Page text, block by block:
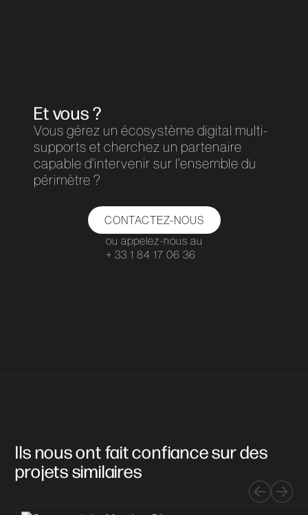
Et vous ?
Vous gérez un écosystème digital multi-
supports et cherchez un partenaire
capable d'intervenir sur l'ensemble du
périmètre ?
CONTACTEZ-NOUS
ou appelez-nous au
+ 33 1 84 17 06 36
Ils nous ont fait confiance sur des
projets similaires